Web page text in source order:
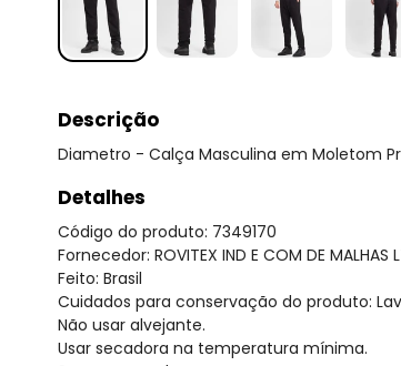
Descrição
Diametro - Calça Masculina em Moletom
Detalhes
Código do produto: 7349170
Fornecedor: ROVITEX IND E COM DE
Feito: Brasil
Cuidados para conservação do produto:
Não usar alvejante.
Usar secadora na temperatura mínima.